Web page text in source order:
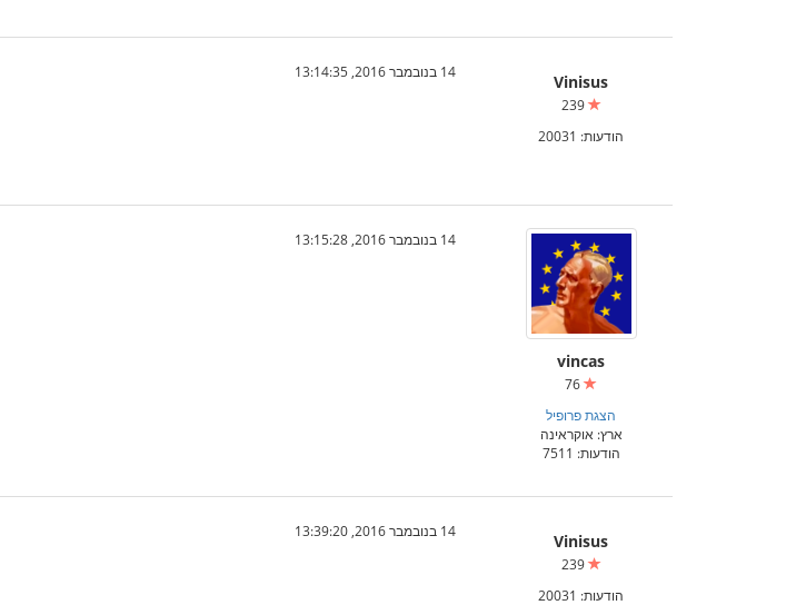
Vinisus
239
הודעות: 20031
14 בנובמבר 2016, 13:14:35
vincas
הצגת פרופיל
ארץ: אוקראינה
הודעות: 7511
14 בנובמבר 2016, 13:15:28
Vinisus
239
הודעות: 20031
14 בנובמבר 2016, 13:39:20